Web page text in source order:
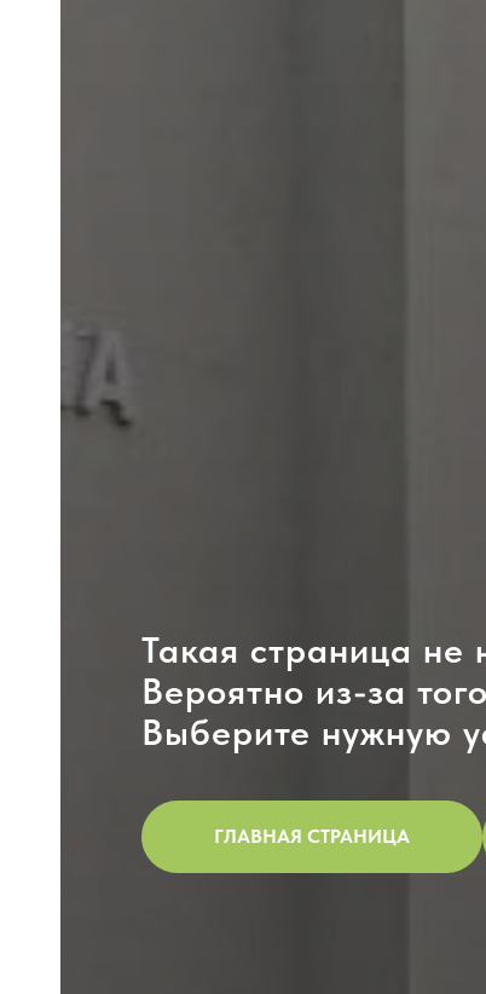
Такая страница не
Вероятно из-за
Выберите нужную
ГЛАВНАЯ СТРАНИЦА